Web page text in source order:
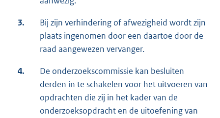
3.
Bij zijn verhindering of afwezigheid wordt zijn
plaats ingenomen door een daartoe door de
raad aangewezen vervanger.
4.
De onderzoekscommissie kan besluiten
derden in te schakelen voor het uitvoeren van
opdrachten die zij in het kader van de
onderzoeksopdracht en de uitoefening van